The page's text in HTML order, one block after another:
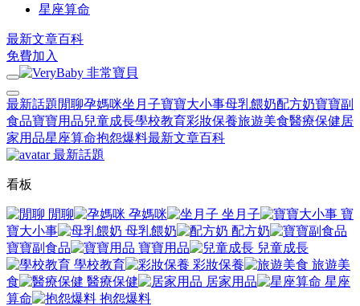
星座算命
最新文章百科
免費加入
最新話題 閒聊孕媽咪坐月子寶寶大小事母乳餵奶配方奶寶寶副
食品寶寶用品兒童成長學校教育彩妝保養旅遊美食醫療保健居
家用品星座算命抱怨爆料最新文章百科
最新話題
看板
閒聊 孕媽咪 坐月子
寶
寶大小事
母乳餵奶
配方奶
寶寶副食品
寶寶用品
兒童成長
學校教育
彩妝保養
旅遊美
食
醫療保健 居家用品
星座
算命
抱怨爆料